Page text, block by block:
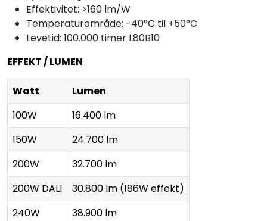
Effektivitet: >160 lm/W
Temperaturområde: -40°C til +50°C
Levetid: 100.000 timer L80B10
EFFEKT / LUMEN
Watt
Lumen
100W
16.400 lm
150W
24.700 lm
200W
32.700 lm
200W DALI
30.800 lm (186W effekt)
240W
38.900 lm